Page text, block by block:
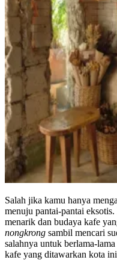
Salah jika kamu hanya
menuju pantai-pantai
menarik dan budaya kafe
nongkrong sambil mencari
salahnya untuk berlama-
kafe yang ditawarkan kota